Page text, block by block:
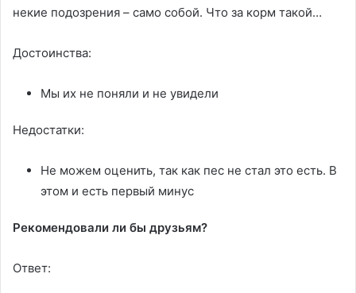
некие подозрения – само собой. Что за корм такой…
Достоинства:
Мы их не поняли и не увидели
Недостатки:
Не можем оценить, так как пес не стал это есть. В
этом и есть первый минус
Рекомендовали ли бы друзьям?
Ответ: